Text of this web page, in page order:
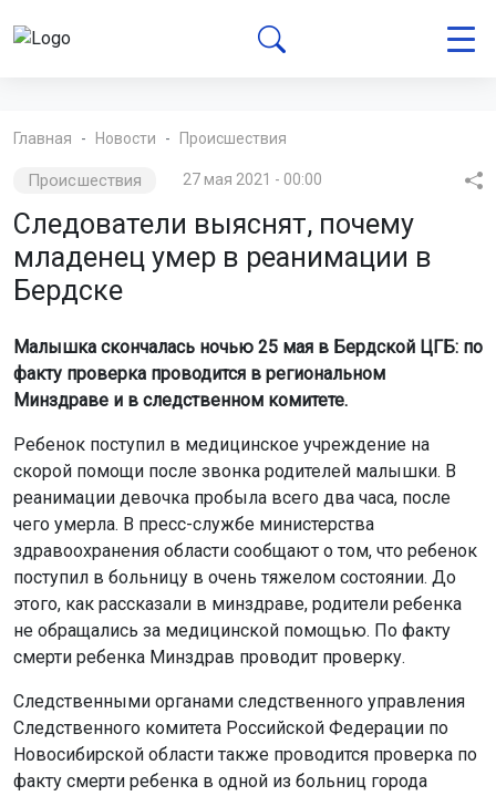
Главная Новости Происшествия
Происшествия 27 мая 2021 - 00:00
Следователи выяснят, почему
младенец умер в реанимации в
Бердске
Малышка скончалась ночью 25 мая в Бердской ЦГБ: по
факту проверка проводится в региональном
Минздраве и в следственном комитете.
Ребенок поступил в медицинское учреждение на
скорой помощи после звонка родителей малышки. В
реанимации девочка пробыла всего два часа, после
чего умерла. В пресс-службе министерства
здравоохранения области сообщают о том, что ребенок
поступил в больницу в очень тяжелом состоянии. До
этого, как рассказали в минздраве, родители ребенка
не обращались за медицинской помощью. По факту
смерти ребенка Минздрав проводит проверку.
Следственными органами следственного управления
Следственного комитета Российской Федерации по
Новосибирской области также проводится проверка по
факту смерти ребенка в одной из больниц города